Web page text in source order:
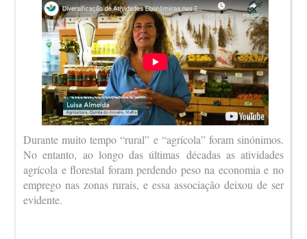
Durante muito tempo “rural” e “agrícola” foram sinónimos.
No entanto, ao longo das últimas décadas as atividades
agrícola e florestal foram perdendo peso na economia e no
emprego nas zonas rurais, e essa associação deixou de ser
evidente.